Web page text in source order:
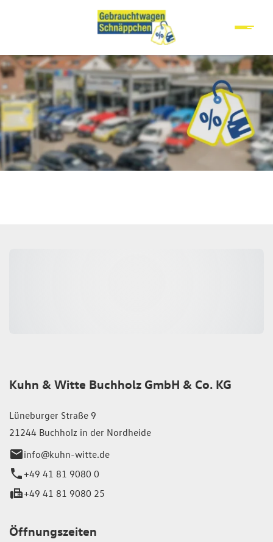
Kuhn & Witte Buchholz GmbH & Co. KG
Lüneburger Straße 9
21244 Buchholz in der Nordheide
info@kuhn-witte.de
+49 41 81 9080 0
+49 41 81 9080 25
Öffnungszeiten